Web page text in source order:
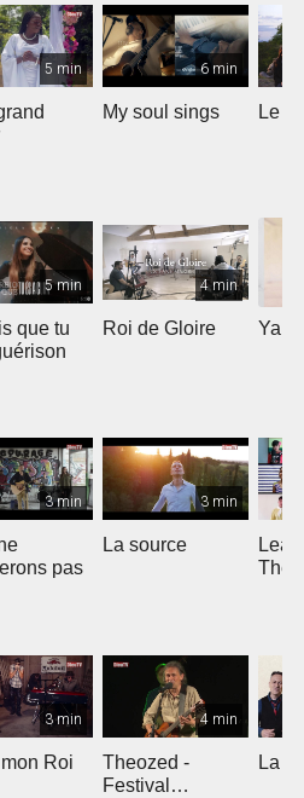
5 min 6 min
My soul sings Le
5 min
que tu
4 min
Roi de Gloire
3 min
pas
3 min
La source
The
3 min
Roi
4 min
Theozed -
Festival
La